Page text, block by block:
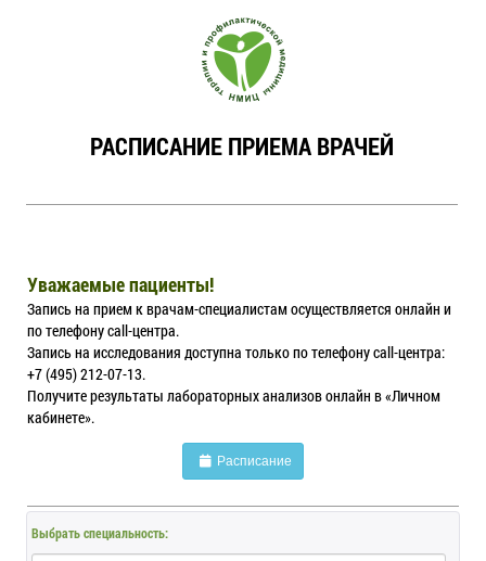
РАСПИСАНИЕ ПРИЕМА ВРАЧЕЙ
Уважаемые пациенты!
Запись на прием к врачам-специалистам осуществляется онлайн и
по телефону call-центра.
Запись на исследования доступна только по телефону call-центра:
+7 (495) 212-07-13.
Получите результаты лабораторных анализов онлайн в «Личном
кабинете».
Расписание
Выбрать специальность: